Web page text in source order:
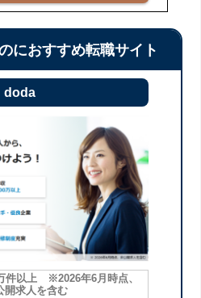
におすすめ転職サイト
doda
件以上 ※2026年6月時点、
開求人を含む